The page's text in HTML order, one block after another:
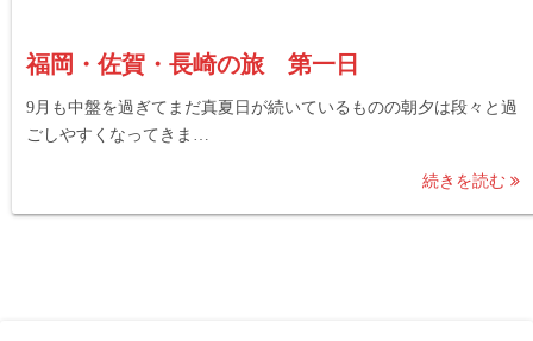
福岡・佐賀・長崎の旅 第一日
9月も中盤を過ぎてまだ真夏日が続いているものの朝夕は段々と過
ごしやすくなってきま…
続きを読む